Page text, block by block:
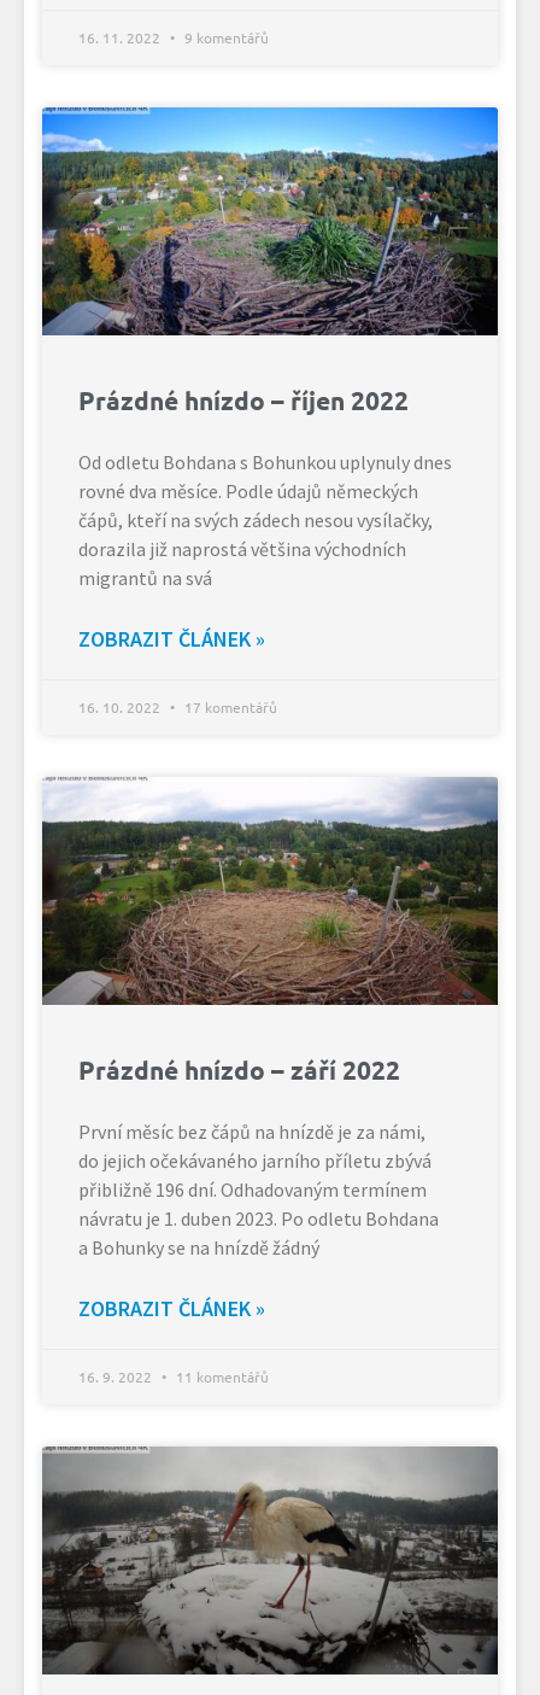
16. 11. 2022 9 komentářů
Prázdné hnízdo – říjen 2022
Od odletu Bohdana s Bohunkou uplynuly dnes
rovné dva měsíce. Podle údajů německých
čápů, kteří na svých zádech nesou vysílačky,
dorazila již naprostá většina východních
migrantů na svá
ZOBRAZIT ČLÁNEK »
16. 10. 2022 17 komentářů
Prázdné hnízdo – září 2022
První měsíc bez čápů na hnízdě je za námi,
do jejich očekávaného jarního příletu zbývá
přibližně 196 dní. Odhadovaným termínem
návratu je 1. duben 2023. Po odletu Bohdana
a Bohunky se na hnízdě žádný
ZOBRAZIT ČLÁNEK »
16. 9. 2022 11 komentářů